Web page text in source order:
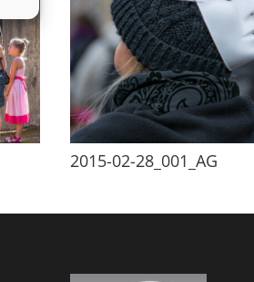
2015-02-28_001_AG